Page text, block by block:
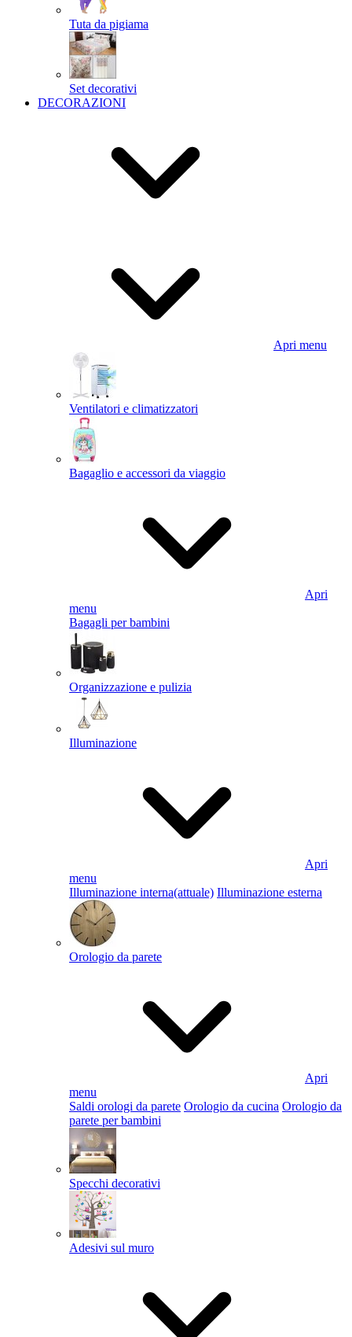
Tuta da pigiama
Set decorativi
DECORAZIONI
Apri menu
Ventilatori e climatizzatori
Bagaglio e accessori da viaggio
Apri
menu
Bagagli per bambini
Organizzazione e pulizia
Illuminazione
Apri
menu
Illuminazione interna(attuale) Illuminazione esterna
Orologio da parete
Apri
menu
Saldi orologi da parete Orologio da cucina Orologio da
parete per bambini
Specchi decorativi
Adesivi sul muro